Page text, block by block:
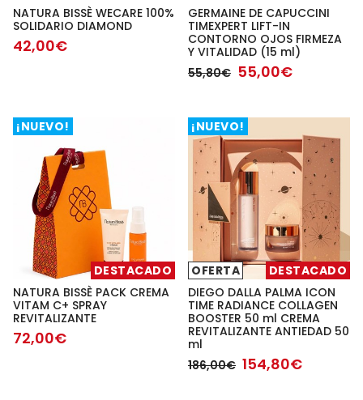
NATURA BISSÈ WECARE 100%
SOLIDARIO DIAMOND
42,00€
GERMAINE DE CAPUCCINI
TIMEXPERT LIFT-IN
CONTORNO OJOS FIRMEZA
Y VITALIDAD (15 ml)
55,80€ 55,00€
DESTACADO
¡NUEVO!
NATURA BISSÈ PACK CREMA
VITAM C+ SPRAY
REVITALIZANTE
72,00€
OFERTA DESTACADO
¡NUEVO!
DIEGO DALLA PALMA ICON
TIME RADIANCE COLLAGEN
BOOSTER 50 ml CREMA
REVITALIZANTE ANTIEDAD 50
ml
186,00€ 154,80€